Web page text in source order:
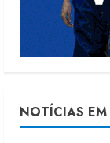
NOTÍCIAS
1
2